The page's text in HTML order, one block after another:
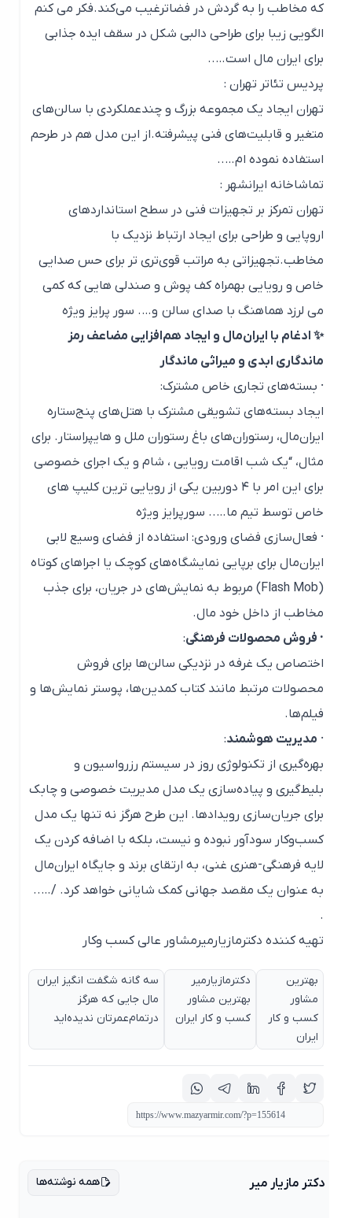
که مخاطب را به گردش در فضاترغیب می‌کند.فکر می کنم
الگویی زیبا برای طراحی دالبی شکل در سقف ایده جذابی
برای ایران مال است…..
پردیس تئاتر تهران :
تهران ایجاد یک مجموعه بزرگ و چندعملکردی با سالن‌های
متغیر و قابلیت‌های فنی پیشرفته.از این مدل هم در طرحم
استفاده نموده ام…..
تماشاخانه ایرانشهر :
تهران تمرکز بر تجهیزات فنی در سطح استانداردهای
اروپایی و طراحی برای ایجاد ارتباط نزدیک با
مخاطب.تجهیزاتی به مراتب قوی‌تری تر برای حس صدایی
خاص و رویایی بهمراه کف پوش و صندلی هایی که کمی
می لرزد هماهنگ با صدای سالن و…. سور پرایز ویژه
✨ ادغام با ایران‌مال و ایجاد هم‌افزایی مضاعف رمز
ماندگاری ابدی و میراثی ماندگار
· بسته‌های تجاری خاص مشترک:
ایجاد بسته‌های تشویقی مشترک با هتل‌های پنج‌ستاره
ایران‌مال، رستوران‌های باغ رستوران ملل و هایپراستار. برای
مثال، “یک شب اقامت رویایی ، شام و یک اجرای خصوصی
برای این امر با ۴ دوربین یکی از رویایی ترین کلیپ های
خاص توسط تیم ما….. سورپرایز ویژه
· فعال‌سازی فضای ورودی: استفاده از فضای وسیع لابی
ایران‌مال برای برپایی نمایشگاه‌های کوچک یا اجراهای کوتاه
(Flash Mob) مربوط به نمایش‌های در جریان، برای جذب
مخاطب از داخل خود مال.
· فروش محصولات فرهنگی:
اختصاص یک غرفه در نزدیکی سالن‌ها برای فروش
محصولات مرتبط مانند کتاب کمدین‌ها، پوستر نمایش‌ها و
فیلم‌ها.
مدیریت هوشمند:
بهره‌گیری از تکنولوژی روز در سیستم رزرواسیون و
بلیط‌گیری و پیاده‌سازی یک مدل مدیریت خصوصی و چابک
برای جریان‌سازی رویدادها. این طرح هرگز نه تنها یک مدل
کسب‌وکار سودآور نبوده و نیست، بلکه با اضافه کردن یک
لایه فرهنگی-هنری غنی، به ارتقای برند و جایگاه ایران‌مال
به عنوان یک مقصد جهانی کمک شایانی خواهد کرد. /…..
تهیه کننده دکترمازیارمیرمشاور عالی کسب وکار
بهترین
مشاور
کسب و کار
دکترمازیارمیر
بهترین مشاور
کسب و کار ایران
سه گانه شگفت انگیز ایران
مال جایی که هرگز
درتمام‌عمرتان ندیده‌اید
دکتر مازیار میر همه نوشته‌ها